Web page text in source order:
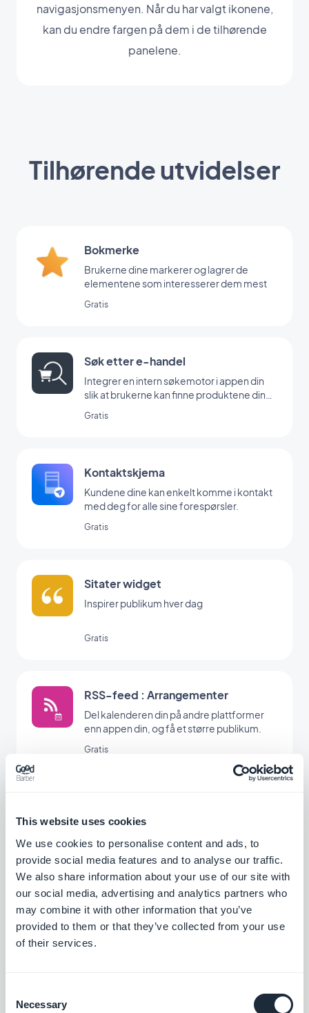
This website uses cookies
We use cookies to personalise content and ads, to
provide social media features and to analyse our traffic.
We also share information about your use of our site with
our social media, advertising and analytics partners who
may combine it with other information that you’ve
provided to them or that they’ve collected from your use
of their services.
Selection
Necessary
navigasjonsmenyen. Når du har valgt ikonene,
kan du endre fargen på dem i de tilhørende
panelene.
Tilhørende utvidelser
Bokmerke
Brukerne dine markerer og lagrer de
elementene som interesserer dem mest
Gratis
Søk etter e-handel
Integrer en intern søkemotor i appen din
slik at brukerne kan finne produktene dine
utvidelse.
Gratis
Kontaktskjema
Kundene dine kan enkelt komme i kontakt
med deg for alle sine forespørsler.
Gratis
Sitater widget
Inspirer publikum hver dag
Gratis
RSS-feed : Arrangementer
Del kalenderen din på andre plattformer
enn appen din, og få et større publikum.
Gratis
Opprett et nytt navigasjonsnivå og
organiser seksjonene dine med Menu-
utvidelsen.
Gratis
Skjema
samle inn data med GoodBarbers